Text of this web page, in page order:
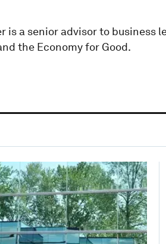
is a senior advisor to business
the Economy for Good.